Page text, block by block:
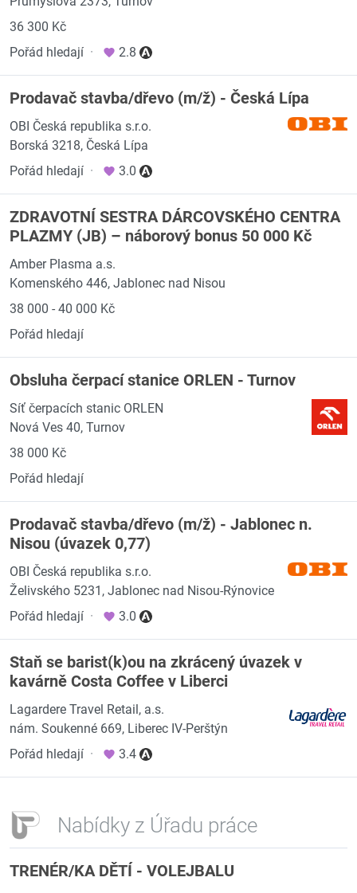
36 300 Kč
Pořád hledají · 2.8
Prodavač stavba/dřevo (m/ž) - Česká Lípa
OBI Česká republika s.r.o.
Borská 3218, Česká Lípa
Pořád hledají · 3.0
ZDRAVOTNÍ SESTRA DÁRCOVSKÉHO CENTRA
PLAZMY (JB) – náborový bonus 50 000 Kč
Amber Plasma a.s.
Komenského 446, Jablonec nad Nisou
38 000 - 40 000 Kč
Pořád hledají
Obsluha čerpací stanice ORLEN - Turnov
Síť čerpacích stanic ORLEN
Nová Ves 40, Turnov
38 000 Kč
Pořád hledají
Prodavač stavba/dřevo (m/ž) - Jablonec n.
Nisou (úvazek 0,77)
OBI Česká republika s.r.o.
Želivského 5231, Jablonec nad Nisou-Rýnovice
Pořád hledají · 3.0
Staň se barist(k)ou na zkrácený úvazek v
kavárně Costa Coffee v Liberci
Lagardere Travel Retail, a.s.
nám. Soukenné 669, Liberec IV-Perštýn
Pořád hledají · 3.4
Nabídky z Úřadu práce
TRENÉR/KA DĚTÍ - VOLEJBALU